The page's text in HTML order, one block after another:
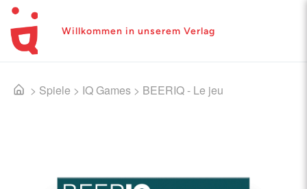
Willkommen in unserem Verlag
> Spiele > IQ Games > BEERIQ - Le jeu